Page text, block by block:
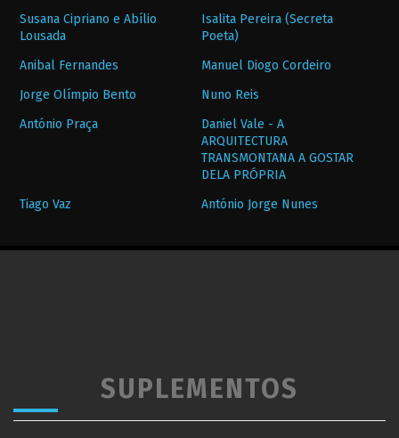
Susana Cipriano e Abílio
Lousada
Isalita Pereira (Secreta
Poeta)
Anibal Fernandes
Manuel Diogo Cordeiro
Jorge Olímpio Bento
Nuno Reis
António Praça
Daniel Vale - A
ARQUITECTURA
TRANSMONTANA A GOSTAR
DELA PRÓPRIA
Tiago Vaz
António Jorge Nunes
SUPLEMENTOS